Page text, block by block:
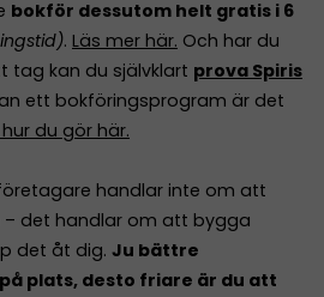
bokför dessutom helt gratis i 6
. Läs mer här. Och har du
tag kan du självklart prova Spiris
ett bokföringsprogram är det
du gör här.
handlar inte om att
det handlar om att bygga
det åt dig. Ju bättre
plats, desto friare är du att